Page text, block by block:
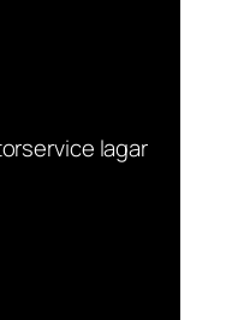
lagar